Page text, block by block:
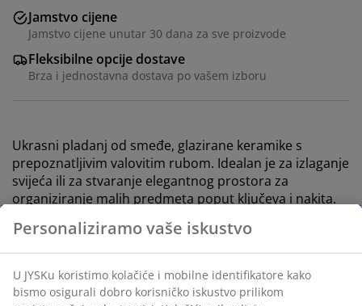
Jamstvo cijene
Jamstvo cijene unutar 30 dana za sve proizvode
Fleksibilne opcije dostave
Brza i jednostavna dostava po vašem izboru
Ukrasni pladanj od smeđe, glazirane keramike s
prepoznatljivim valovitim rubom. Idealan je za izlaganje
svijeća ili za stvaranje elegantnog prostora za
organiziranje malih predmeta poput ključeva i nakita.
BROJ ARTIKLA: 4912936
Označavanje